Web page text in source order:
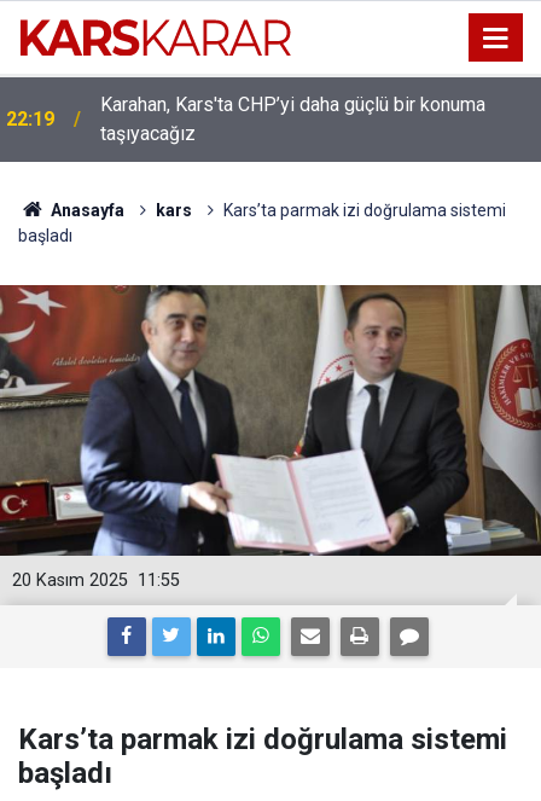
22:19
Karahan, Kars'ta CHP’yi daha güçlü bir konuma
taşıyacağız
Anasayfa kars
Kars’ta parmak izi doğrulama sistemi
başladı
11:55
20 Kasım 2025
Kars’ta parmak izi doğrulama sistemi
başladı